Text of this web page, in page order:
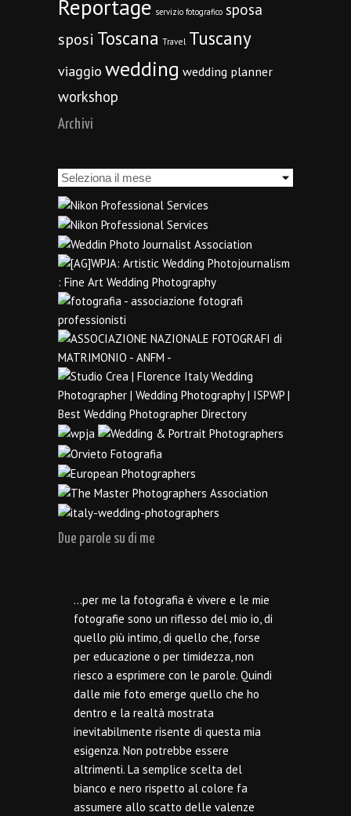
Reportage servizio fotografico sposa
sposi Toscana Travel Tuscany
viaggio wedding wedding planner
workshop
Archivi
Archivi
Due parole su di me
…per me la fotografia è vivere e le mie
fotografie sono un riflesso del mio io, di
quello più intimo, di quello che, forse
per educazione o per timidezza, non
riesco a esprimere con le parole. Quindi
dalle mie foto emerge quello che ho
dentro e la realtà mostrata
inevitabilmente risente di questa mia
esigenza. Non potrebbe essere
altrimenti. La semplice scelta del
bianco e nero rispetto al colore fa
assumere allo scatto delle valenze